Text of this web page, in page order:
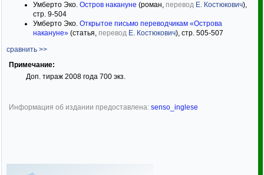
Умберто Эко. Остров накануне (роман, перевод Е. Костюкович),
стр. 9-504
Умберто Эко. Открытое письмо переводчикам «Острова
накануне» (статья, перевод Е. Костюкович), стр. 505-507
сравнить >>
Примечание:
Доп. тираж 2008 года 700 экз.
Информация об издании предоставлена: senso_inglese